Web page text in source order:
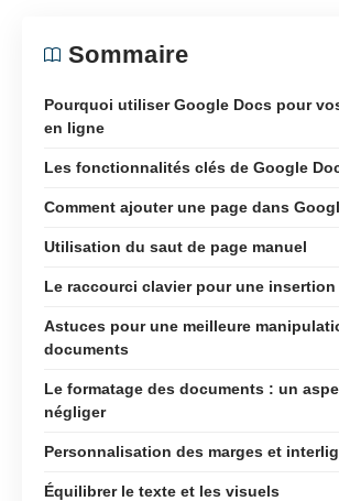
Sommaire
Pourquoi utiliser Google Docs pour
en ligne
Les fonctionnalités clés de Google
Comment ajouter une page dans
Utilisation du saut de page manuel
Le raccourci clavier pour une insertion
Astuces pour une meilleure
documents
Le formatage des documents : un
négliger
Personnalisation des marges et
Équilibrer le texte et les visuels